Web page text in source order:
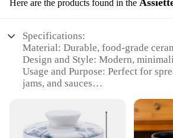
Here are the products found in the
Specifications:
Material: Durable, food-grade
Design and Style: Modern,
Usage and Purpose: Perfect for
jams, and sauces
Parts and Accessories: Includes
dishes for versatile use